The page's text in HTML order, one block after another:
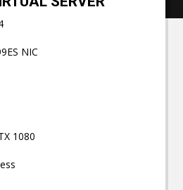
NIC
1080